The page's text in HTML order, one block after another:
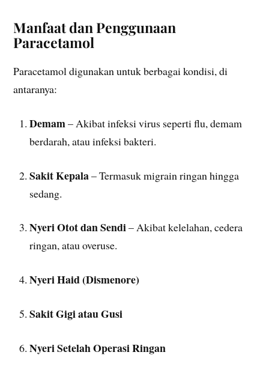
Manfaat dan Penggunaan
Paracetamol
Paracetamol digunakan untuk berbagai kondisi, di
antaranya:
Demam– Akibat infeksi virus seperti flu, demam
berdarah, atau infeksi bakteri.
Sakit Kepala– Termasuk migrain ringan hingga
sedang.
Nyeri Otot dan Sendi– Akibat kelelahan, cedera
ringan, atau overuse.
Nyeri Haid (Dismenore)
Sakit Gigi atau Gusi
Nyeri Setelah Operasi Ringan